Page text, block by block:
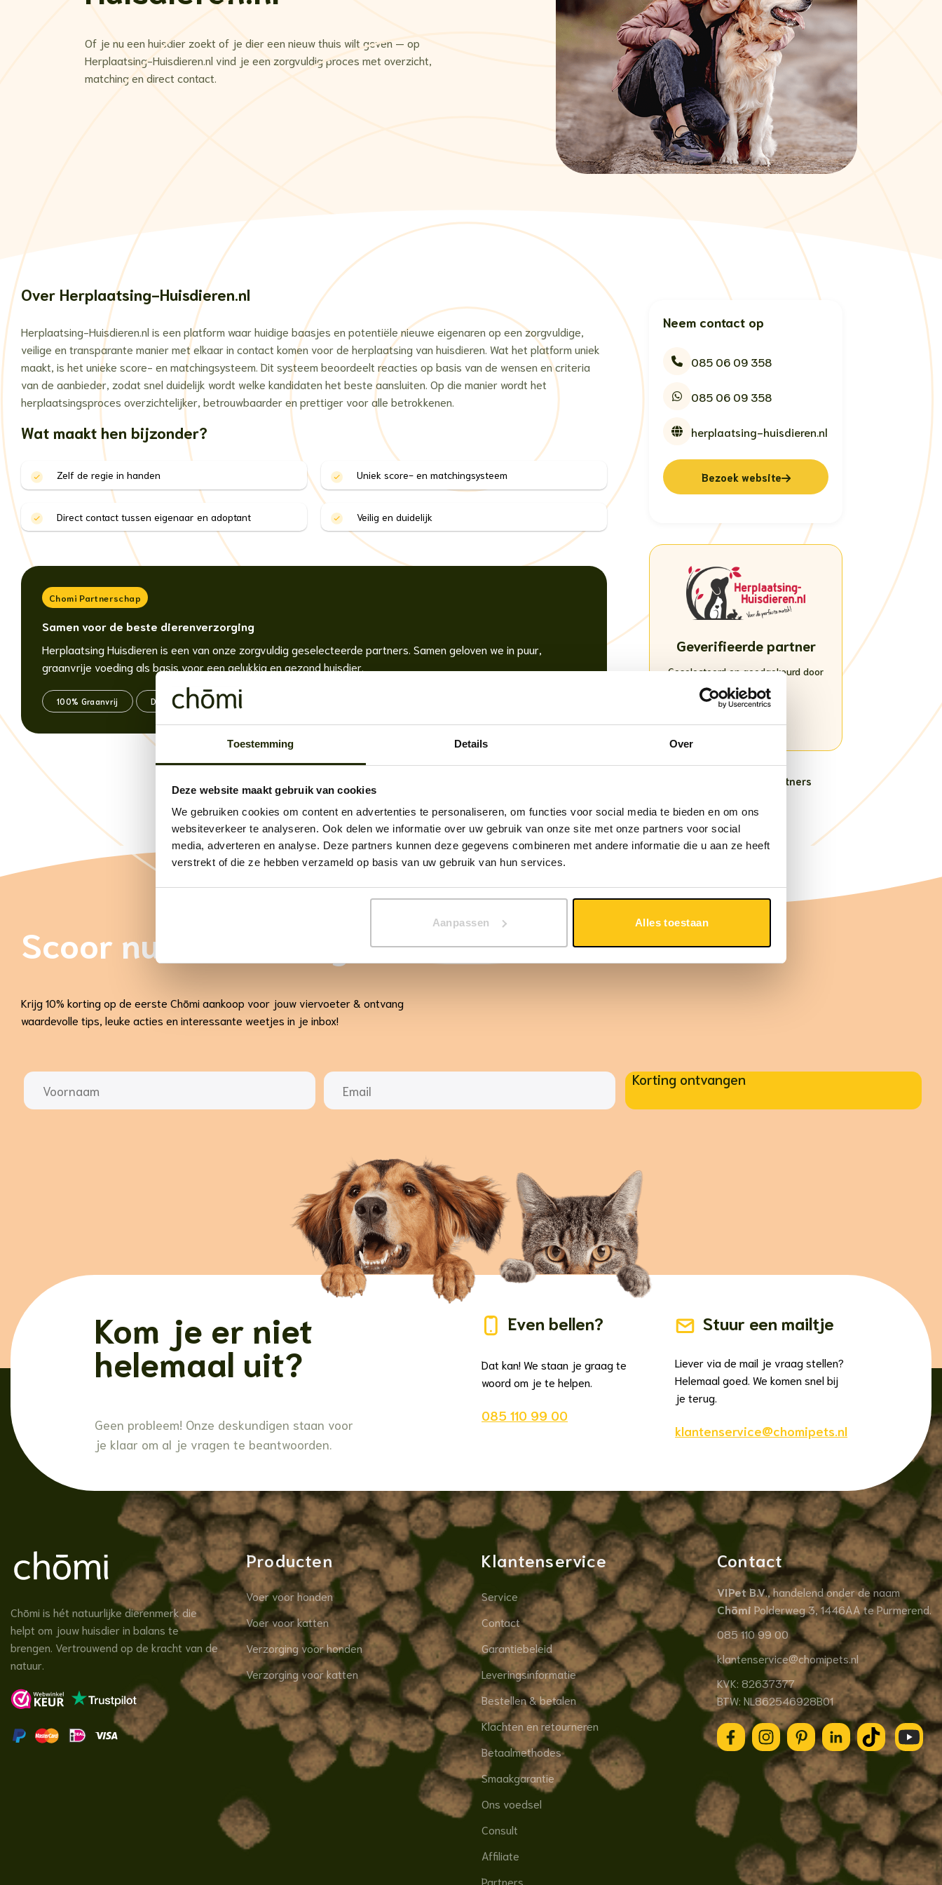
Toestemming Details Over
Deze website maakt gebruik van cookies
We gebruiken cookies om content en advertenties te personaliseren, om functies voor social media te bieden en om ons
websiteverkeer te analyseren. Ook delen we informatie over uw gebruik van onze site met onze partners voor social
media, adverteren en analyse. Deze partners kunnen deze gegevens combineren met andere informatie die u aan ze heeft
verstrekt of die ze hebben verzameld op basis van uw gebruik van hun services.
Aanpassen Alles toestaan
Of je nu een huisdier zoekt of je dier een nieuw thuis wilt geven — op
Herplaatsing-Huisdieren.nl vind je een zorgvuldig proces met overzicht,
matching en direct contact.
Over Herplaatsing-Huisdieren.nl
Herplaatsing-Huisdieren.nl is een platform waar huidige baasjes en potentiële nieuwe eigenaren op een zorgvuldige,
veilige en transparante manier met elkaar in contact komen voor de herplaatsing van huisdieren. Wat het platform uniek
maakt, is het unieke score- en matchingsysteem. Dit systeem beoordeelt reacties op basis van de wensen en criteria
van de aanbieder, zodat snel duidelijk wordt welke kandidaten het beste aansluiten. Op die manier wordt het
herplaatsingsproces overzichtelijker, betrouwbaarder en prettiger voor alle betrokkenen.
Wat maakt hen bijzonder?
Zelf de regie in handen Uniek score- en matchingsysteem
Direct contact tussen eigenaar en adoptant Veilig en duidelijk
Chomi Partnerschap
Samen voor de beste dierenverzorging
Herplaatsing Huisdieren is een van onze zorgvuldig geselecteerde partners. Samen geloven we in puur,
graanvrije voeding als basis voor een gelukkig en gezond huisdier.
100% Graanvrij Dierenarts goedgekeurd
Neem contact op
085 06 09 358
085 06 09 358
herplaatsing-huisdieren.nl
Bezoek website
Geverifieerde partner
Geselecteerd en goedgekeurd door
het Chómi-team
Terug naar alle partners
Scoor nu 10% korting
Krijg 10% korting op de eerste Chōmi aankoop voor jouw viervoeter & ontvang
waardevolle tips, leuke acties en interessante weetjes in je inbox!
Korting ontvangen
Kom je er niet
helemaal uit?
Geen probleem! Onze deskundigen staan voor
je klaar om al je vragen te beantwoorden.
Even bellen?
Dat kan! We staan je graag te
woord om je te helpen.
085 110 99 00
Stuur een mailtje
Liever via de mail je vraag stellen?
Helemaal goed. We komen snel bij
je terug.
klantenservice@chomipets.nl
Chōmi is hét natuurlijke dierenmerk die
helpt om jouw huisdier in balans te
brengen. Vertrouwend op de kracht van de
natuur.
Producten
Voer voor honden
Voer voor katten
Verzorging voor honden
Verzorging voor katten
Klantenservice
Service
Contact
Garantiebeleid
Leveringsinformatie
Bestellen & betalen
Klachten en retourneren
Betaalmethodes
Smaakgarantie
Ons voedsel
Consult
Affiliate
Partners
Contact
VIPet B.V., handelend onder de naam
Chōmi Polderweg 3, 1446AA te Purmerend.
085 110 99 00
klantenservice@chomipets.nl
KVK: 82637377
BTW: NL862546928B01